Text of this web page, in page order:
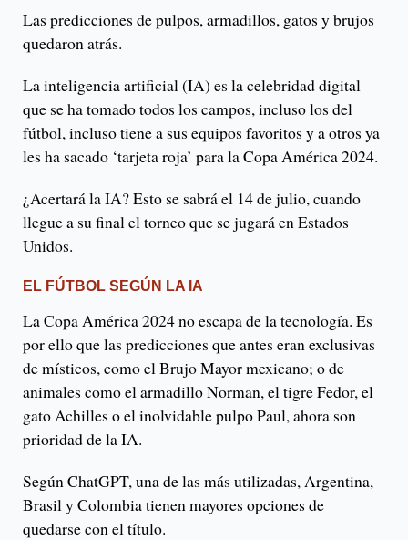
Las predicciones de pulpos, armadillos, gatos y brujos
quedaron atrás.
La inteligencia artificial (IA) es la celebridad digital
que se ha tomado todos los campos, incluso los del
fútbol, incluso tiene a sus equipos favoritos y a otros ya
les ha sacado ‘tarjeta roja’ para la Copa América 2024.
¿Acertará la IA? Esto se sabrá el 14 de julio, cuando
llegue a su final el torneo que se jugará en Estados
Unidos.
EL FÚTBOL SEGÚN LA IA
La Copa América 2024 no escapa de la tecnología. Es
por ello que las predicciones que antes eran exclusivas
de místicos, como el Brujo Mayor mexicano; o de
animales como el armadillo Norman, el tigre Fedor, el
gato Achilles o el inolvidable pulpo Paul, ahora son
prioridad de la IA.
Según ChatGPT, una de las más utilizadas, Argentina,
Brasil y Colombia tienen mayores opciones de
quedarse con el título.